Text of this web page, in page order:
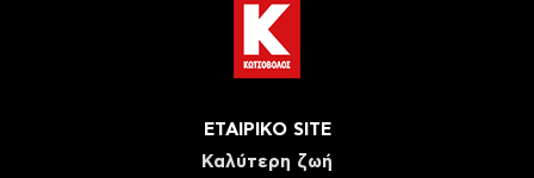
ΕΤΑΙΡΙΚΟ SITE
Καλύτερη ζωή